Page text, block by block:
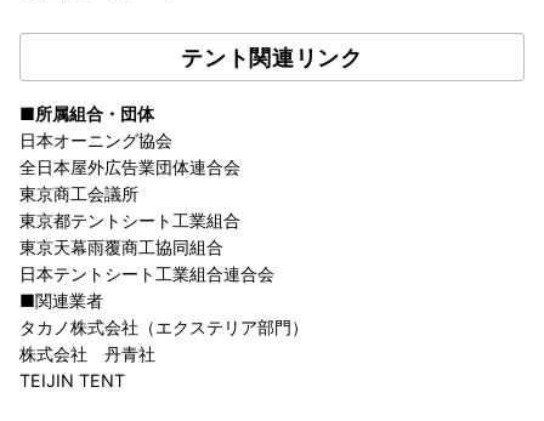
テント関連リンク
■所属組合・団体
日本オーニング協会
全日本屋外広告業団体連合会
東京商工会議所
東京都テントシート工業組合
東京天幕雨覆商工協同組合
日本テントシート工業組合連合会
■関連業者
タカノ株式会社（エクステリア部門）
株式会社 丹青社
TEIJIN TENT